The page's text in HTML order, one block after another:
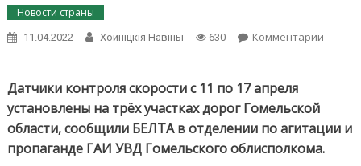
Новости страны
11.04.2022 Хойнiцкiя Навiны 630 Комментарииon
на
трёх
Датчики контроля скорости с 11 по 17 апреля
установлены на трёх участках дорог Гомельской
области, сообщили БЕЛТА в отделении по агитации и
пропаганде ГАИ УВД Гомельского облисполкома.